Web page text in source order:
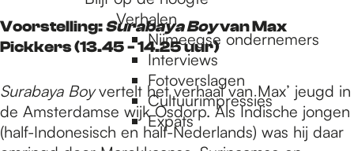
Verhalen
Nijmeegse ondernemers
Interviews
Fotoverslagen
Cultuurimpressies
Expats
Voorstelling:Surabaya Boyvan Max
Pickkers (13.45 - 14.25 uur)
Surabaya Boyvertelt het verhaal van Max’ jeugd in
de Amsterdamse wijk Osdorp. Als Indische jongen
(half-Indonesisch en half-Nederlands) was hij daar